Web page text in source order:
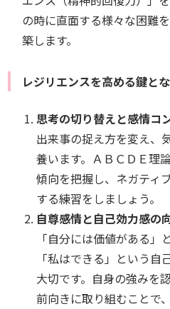
の時に直面する様々な困難
築します。
レジリエンスを高める鍵と
思考の切り替えと感情コ
出来事の捉え方を変え、
養います。ＡＢＣＤＥ理
傾向を把握し、ネガティ
する練習をしましょう。
自尊感情と自己効力感の
「自分には価値がある」
「私はできる」という
大切です。自身の強みを
前向きに取り組むことで